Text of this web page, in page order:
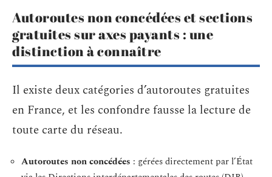
Autoroutes non concédées et sections
gratuites sur axes payants : une
distinction à connaître
Il existe deux catégories d’autoroutes gratuites
en France, et les confondre fausse la lecture de
toute carte du réseau.
Autoroutes non concédées : gérées directement par l’État